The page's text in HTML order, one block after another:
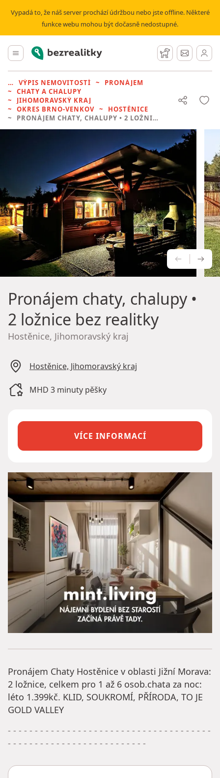
Vypadá to, že náš server prochází údržbou nebo jste offline. Některé
funkce webu mohou být dočasně nedostupné.
Hlavní menu
Bezrealitky Hlídací pes
Zprávy
VÝPIS NEMOVITOSTÍ
PRONÁJEM
CHATY A CHALUPY
JIHOMORAVSKÝ KRAJ
OKRES BRNO-VENKOV
HOSTĚNICE
PRONÁJEM CHATY, CHALUPY • 2 LOŽNICE BEZ REALITKY
Pronájem chaty, chalupy•
2 ložnice bez realitky
Hostěnice, Jihomoravský kraj
Hostěnice, Jihomoravský kraj
MHD 3 minuty pěšky
VÍCE INFORMACÍ
Pronájem Chaty Hostěnice v oblasti Jižní Morava:
2 ložnice, celkem pro 1 až 6 osob.chata za noc:
léto 1.399kč. KLID, SOUKROMÍ, PŘÍRODA, TO JE
GOLD VALLEY
- - - - - - - - - - - - - - - - - - - - - - - - - - - - - - - - - - - - - -
- - - - - - - - - - - - - - - - - - - - - - - - - -